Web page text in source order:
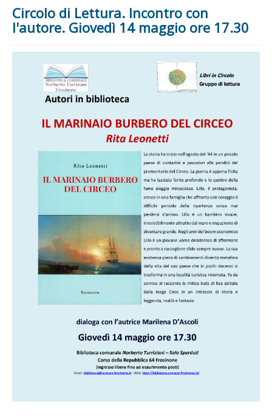
Circolo di Lettura. Incontro con
l'autore. Giovedì 14 maggio ore 17.30